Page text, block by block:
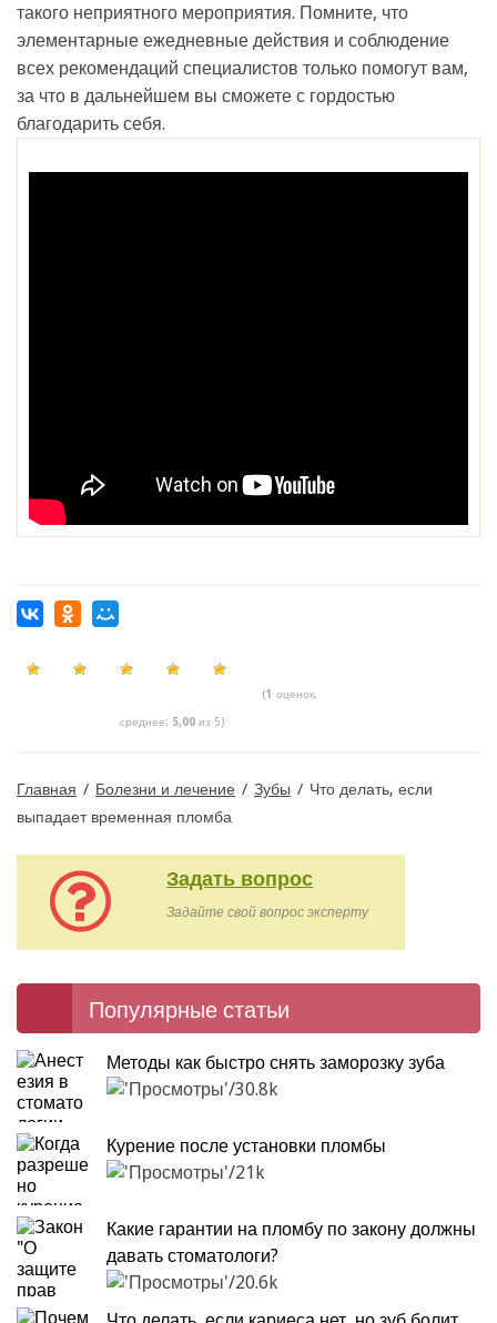
такого неприятного мероприятия. Помните, что
элементарные ежедневные действия и соблюдение
всех рекомендаций специалистов только помогут вам,
за что в дальнейшем вы сможете с гордостью
благодарить себя.
(1 оценок,
среднее: 5,00 из 5)
Главная / Болезни и лечение / Зубы / Что делать, если
выпадает временная пломба
Задать вопрос
Задайте свой вопрос эксперту
Популярные статьи
Методы как быстро снять заморозку зуба
30.8k
Курение после установки пломбы
21k
Какие гарантии на пломбу по закону должны
давать стоматологи?
20.6k